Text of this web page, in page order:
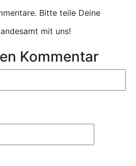
Bitte teile Deine
mit uns!
Kommentar